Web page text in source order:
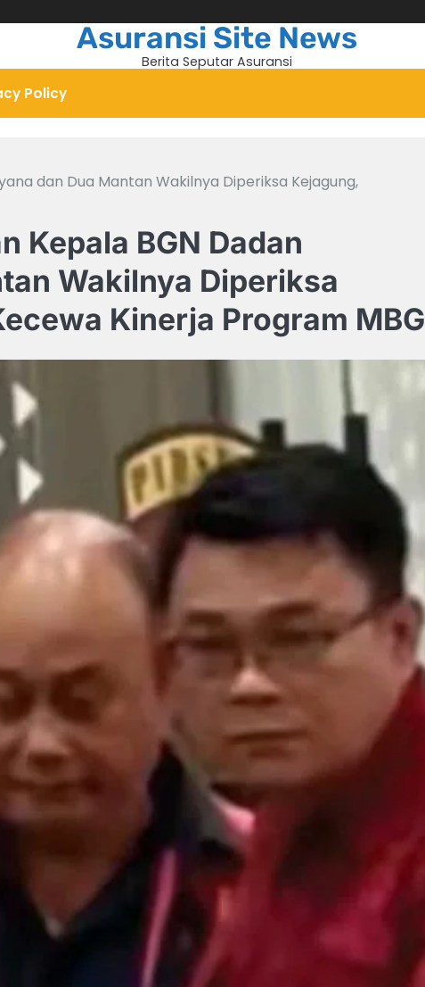
Asuransi Site News
Berita Seputar Asuransi
Policy
dan Dua Mantan Wakilnya Diperiksa Kejagung,
Kepala BGN Dadan
Wakilnya Diperiksa
Kinerja Program MBG